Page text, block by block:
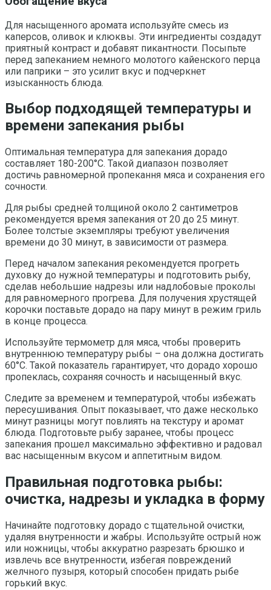
Для насыщенного аромата используйте смесь из
каперсов, оливок и клюквы. Эти ингредиенты создадут
приятный контраст и добавят пикантности. Посыпьте
перед запеканием немного молотого кайенского перца
или паприки – это усилит вкус и подчеркнет
изысканность блюда.
Выбор подходящей температуры и
времени запекания рыбы
Оптимальная температура для запекания дорадо
составляет 180-200°C. Такой диапазон позволяет
достичь равномерной пропекання мяса и сохранения его
сочности.
Для рыбы средней толщиной около 2 сантиметров
рекомендуется время запекания от 20 до 25 минут.
Более толстые экземпляры требуют увеличения
времени до 30 минут, в зависимости от размера.
Перед началом запекания рекомендуется прогреть
духовку до нужной температуры и подготовить рыбу,
сделав небольшие надрезы или надлобовые проколы
для равномерного прогрева. Для получения хрустящей
корочки поставьте дорадо на пару минут в режим гриль
в конце процесса.
Используйте термометр для мяса, чтобы проверить
внутреннюю температуру рыбы – она должна достигать
60°C. Такой показатель гарантирует, что дорадо хорошо
пропеклась, сохраняя сочность и насыщенный вкус.
Следите за временем и температурой, чтобы избежать
пересушивания. Опыт показывает, что даже несколько
минут разницы могут повлиять на текстуру и аромат
блюда. Подготовьте рыбу заранее, чтобы процесс
запекания прошел максимально эффективно и радовал
вас насыщенным вкусом и аппетитным видом.
Правильная подготовка рыбы:
очистка, надрезы и укладка в форму
Начинайте подготовку дорадо с тщательной очистки,
удаляя внутренности и жабры. Используйте острый нож
или ножницы, чтобы аккуратно разрезать брюшко и
извлечь все внутренности, избегая повреждений
желчного пузыря, который способен придать рыбе
горький вкус.